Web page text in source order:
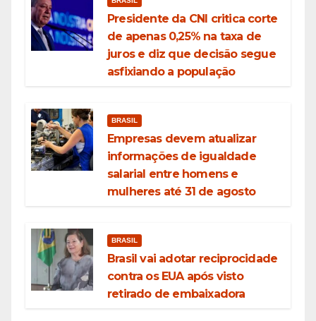
Presidente da CNI critica corte
de apenas 0,25% na taxa de
juros e diz que decisão segue
asfixiando a população
BRASIL
Empresas devem atualizar
informações de igualdade
salarial entre homens e
mulheres até 31 de agosto
BRASIL
Brasil vai adotar reciprocidade
contra os EUA após visto
retirado de embaixadora